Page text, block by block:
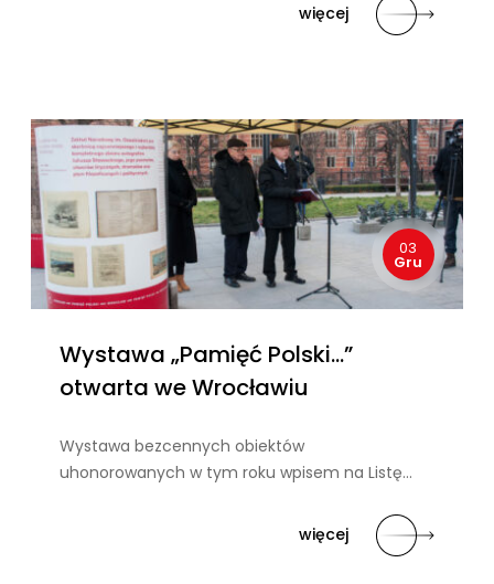
więcej
03
Gru
Wystawa „Pamięć Polski…”
otwarta we Wrocławiu
Wystawa bezcennych obiektów
uhonorowanych w tym roku wpisem na Listę…
więcej